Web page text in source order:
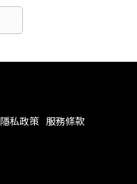
隱私政策 服務條款